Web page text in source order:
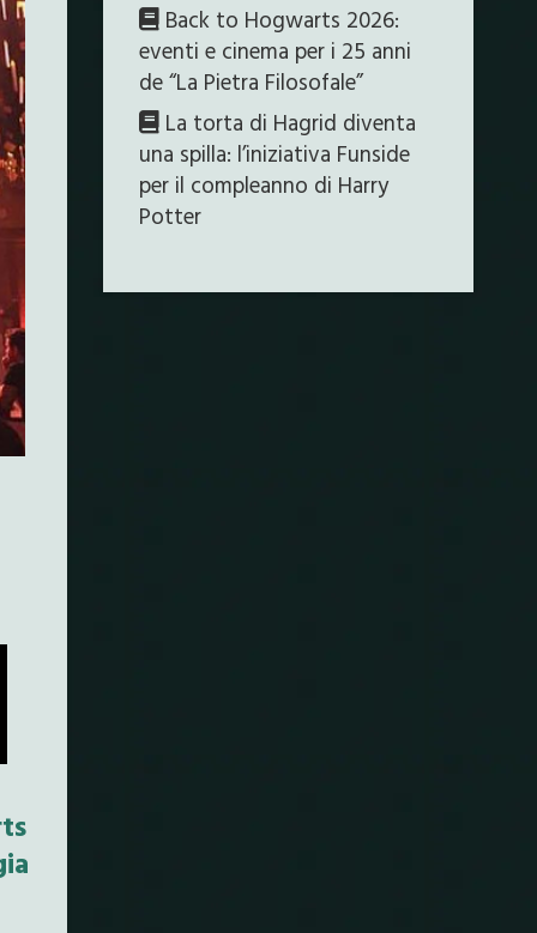
Back to Hogwarts 2026:
eventi e cinema per i 25 anni
de “La Pietra Filosofale”
La torta di Hagrid diventa
una spilla: l’iniziativa Funside
per il compleanno di Harry
Potter